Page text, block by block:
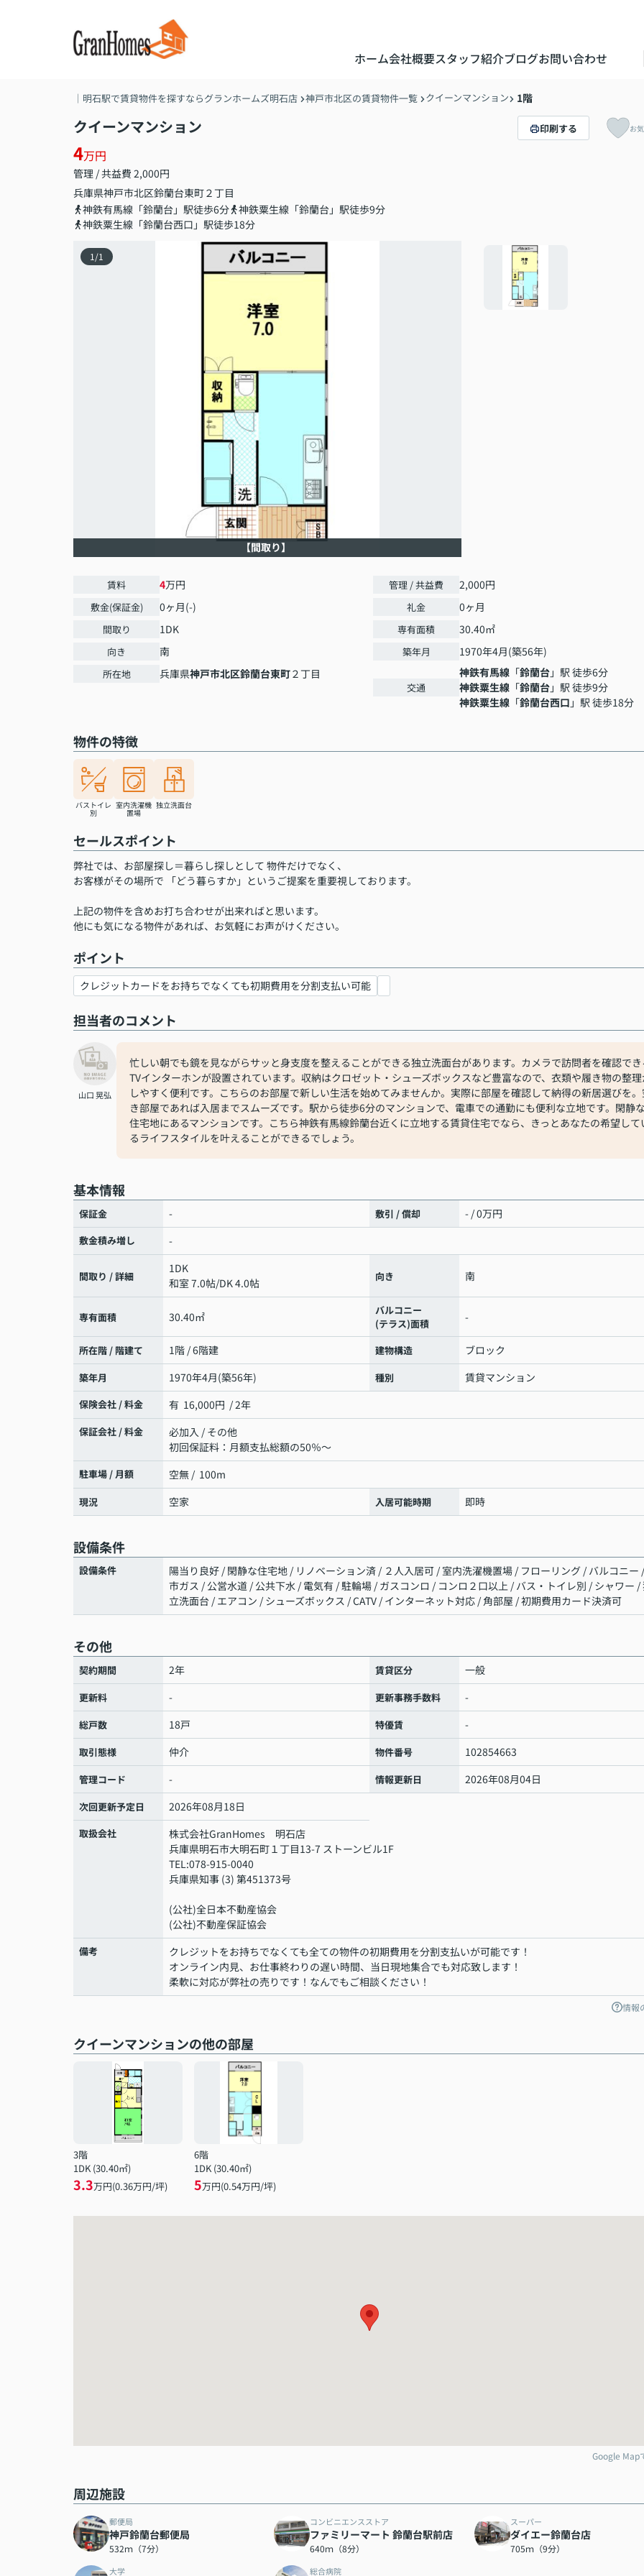
ホーム会社概要スタッフ紹介ブログお問い合わせ
｜明石駅で賃貸物件を探すならグランホームズ明石店 神戸市北区の賃貸物件一覧 クイーンマンション 1階
クイーンマンション
4万円
管理 / 共益費 2,000円
兵庫県神戸市北区鈴蘭台東町２丁目
神鉄有馬線「鈴蘭台」駅徒歩6分
神鉄粟生線「鈴蘭台」駅徒歩9分
神鉄粟生線「鈴蘭台西口」駅徒歩18分
印刷する お
1 /1
【間取り】
賃料 4万円
敷金(保証金) 0ヶ月(-)
間取り 1DK
向き 南
所在地 兵庫県神戸市北区鈴蘭台東町２丁目
管理 / 共益費 2,000円
礼金 0ヶ月
専有面積 30.40㎡
築年月 1970年4月(築56年)
交通
神鉄有馬線 「鈴蘭台」駅 徒歩6分
神鉄粟生線 「鈴蘭台」駅 徒歩9分
神鉄粟生線 「鈴蘭台西口 」駅 徒歩18分
物件の特徴
バストイレ
別
室内洗濯機
置場
独立洗面台
セールスポイント
弊社では、お部屋探し＝暮らし探しとして 物件だけでなく、
お客様がその場所で 「どう暮らすか」というご提案を重要視しております。
上記の物件を含めお打ち合わせが出来ればと思います。
他にも気になる物件があれば、お気軽にお声がけください。
ポイント
クレジットカードをお持ちでなくても初期費用を分割支払い可能
担当者のコメント
山口 晃弘
忙しい朝でも鏡を見ながらサッと身支度を整えることができる独立洗面台があります。カメラで訪問者を確認で
TVインターホンが設置されています。収納はクロゼット・シューズボックスなど豊富なので、衣類や履き物の整
しやすく便利です。こちらのお部屋で新しい生活を始めてみませんか。実際に部屋を確認して納得の新居選びを
き部屋であれば入居までスムーズです。駅から徒歩6分のマンションで、電車での通勤にも便利な立地です。閑静
住宅地にあるマンションです。こちら神鉄有馬線鈴蘭台近くに立地する賃貸住宅でなら、きっとあなたの希望して
るライフスタイルを叶えることができるでしょう。
基本情報
保証金 - 敷引 / 償却 - / 0万円
敷金積み増し -
間取り / 詳細
1DK
和室 7.0帖/DK 4.0帖 向き 南
専有面積 30.40㎡
バルコニー
(テラス)面積
-
所在階 / 階建て 1階 / 6階建 建物構造 ブロック
築年月 1970年4月(築56年) 種別 賃貸マンション
保険会社 / 料金 有 16,000円 / 2年
保証会社 / 料金
必加入 / その他
初回保証料：月額支払総額の50％～
駐車場 / 月額 空無 / 100m
現況 空家 入居可能時期 即時
設備条件
設備条件
陽当り良好 / 閑静な住宅地 / リノベーション済 / ２人入居可 / 室内洗濯機置場 / フローリング / バルコニー
市ガス / 公営水道 / 公共下水 / 電気有 / 駐輪場 / ガスコンロ / コンロ２口以上 / バス・トイレ別 / シャワー /
立洗面台 / エアコン / シューズボックス / CATV / インターネット対応 / 角部屋 / 初期費用カード決済可
その他
契約期間 2年 賃貸区分 一般
更新料 - 更新事務手数料 -
総戸数 18戸 特優賃 -
取引態様 仲介 物件番号 102854663
管理コード - 情報更新日 2026年08月04日
次回更新予定日 2026年08月18日
取扱会社
株式会社GranHomes 明石店
兵庫県明石市大明石町１丁目13-7 ストーンビル1F
TEL:078-915-0040
兵庫県知事 (3) 第451373号
(公社)全日本不動産協会
(公社)不動産保証協会
備考
クレジットをお持ちでなくても全ての物件の初期費用を分割支払いが可能です！
オンライン内見、お仕事終わりの遅い時間、当日現地集合でも対応致します！
柔軟に対応が弊社の売りです！なんでもご相談ください！
情報
クイーンマンションの他の部屋
3階
1DK (30.40㎡)
3.3万円(0.36万円/坪)
6階
1DK (30.40㎡)
5万円(0.54万円/坪)
Google Map
周辺施設
郵便局
神戸鈴蘭台郵便局
532ｍ（7分）
コンビニエンスストア
ファミリーマート 鈴蘭台駅前店
640ｍ（8分）
スーパー
ダイエー鈴蘭台店
705ｍ（9分）
大学 総合病院